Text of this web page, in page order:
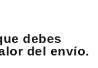
debes
del envío.